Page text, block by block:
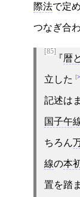
際法で定
つなぎ合
[85]
暦
立した
記述は
国子午
ちろん
線の本
置を踏